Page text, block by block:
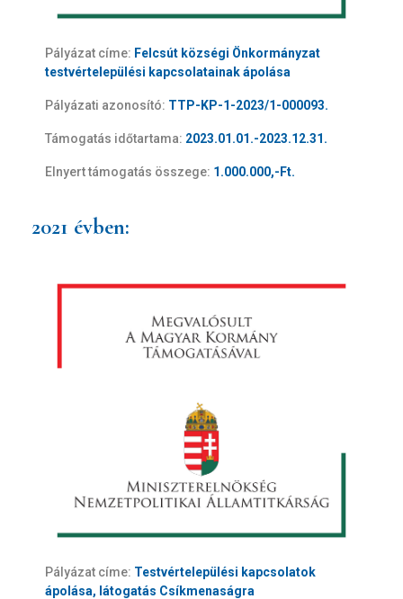
Pályázat címe: Felcsút községi Önkormányzat
testvértelepülési kapcsolatainak ápolása
Pályázati azonosító: TTP-KP-1-2023/1-000093.
Támogatás időtartama: 2023.01.01.-2023.12.31.
Elnyert támogatás összege: 1.000.000,-Ft.
2021 évben:
Pályázat címe: Testvértelepülési kapcsolatok
ápolása, látogatás Csíkmenaságra